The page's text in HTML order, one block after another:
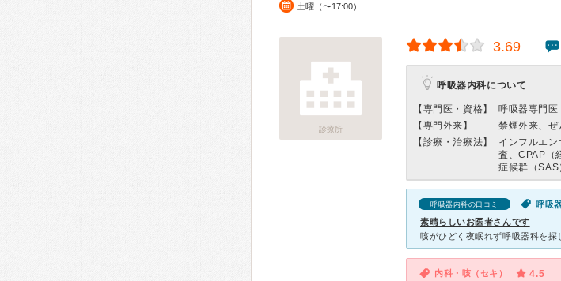
土曜（〜17:00）
診療所
3.69
呼吸器内科について
【専門医・資格】
呼吸器専門医
【専門外来】
禁煙外来、ぜ
【診療・治療法】
インフルエ
査、CPAP（
症候群（
呼吸器内科の口コミ
素晴らしいお医者さんです
内科・咳（セキ） 4.5